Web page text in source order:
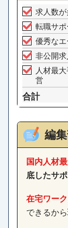
求人数が
転職サ
優秀な
非公開求
人材最
営
合計
編
国内人材
底したサ
在宅ワー
できるから